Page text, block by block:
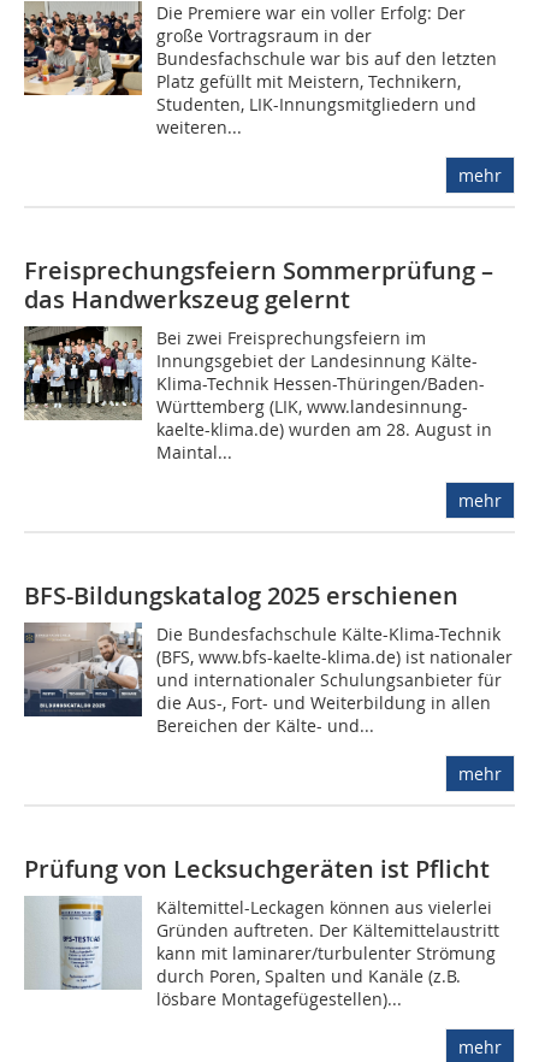
Die Premiere war ein voller Erfolg: Der
große Vortragsraum in der
Bundesfachschule war bis auf den letzten
Platz gefüllt mit Meistern, Technikern,
Studenten, LIK-Innungsmitgliedern und
weiteren...
mehr
Freisprechungsfeiern Sommerprüfung –
das Handwerkszeug gelernt
Bei zwei Freisprechungsfeiern im
Innungsgebiet der Landesinnung Kälte-
Klima-Technik Hessen-Thüringen/Baden-
Württemberg (LIK, www.landesinnung-
kaelte-klima.de) wurden am 28. August in
Maintal...
mehr
BFS-Bildungskatalog 2025 erschienen
Die Bundesfachschule Kälte-Klima-Technik
(BFS, www.bfs-kaelte-klima.de) ist nationaler
und internationaler Schulungsanbieter für
die Aus-, Fort- und Weiterbildung in allen
Bereichen der Kälte- und...
mehr
Prüfung von Lecksuchgeräten ist Pflicht
Kältemittel-Leckagen können aus vielerlei
Gründen auftreten. Der Kältemittelaustritt
kann mit laminarer/turbulenter Strömung
durch Poren, Spalten und Kanäle (z.B.
lösbare Montagefügestellen)...
mehr